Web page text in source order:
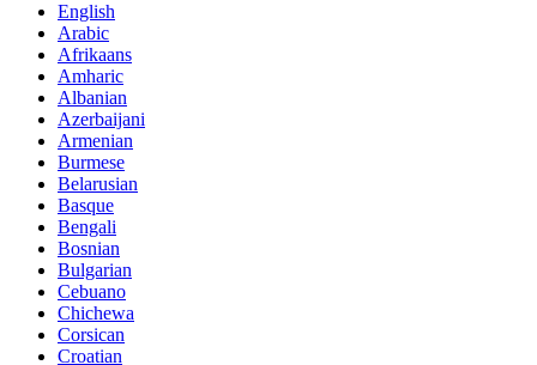
English
Arabic
Afrikaans
Amharic
Albanian
Azerbaijani
Armenian
Burmese
Belarusian
Basque
Bengali
Bosnian
Bulgarian
Cebuano
Chichewa
Corsican
Croatian